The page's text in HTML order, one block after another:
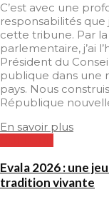
C’est avec une
responsabilités que
cette tribune. Par
parlementaire, j’ai
Président du
publique dans une
pays. Nous
République
En savoir plus
Evala 2026 : une
tradition vivante